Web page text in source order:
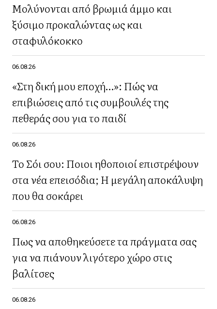
Μολύνονται από βρωμιά άμμο και
ξύσιμο προκαλώντας ως και
σταφυλόκοκκο
06.08.26
«Στη δική μου εποχή…»: Πώς να
επιβιώσεις από τις συμβουλές της
πεθεράς σου για το παιδί
06.08.26
Το Σόι σου: Ποιοι ηθοποιοί επιστρέψουν
στα νέα επεισόδια; Η μεγάλη αποκάλυψη
που θα σοκάρει
06.08.26
Πως να αποθηκεύσετε τα πράγματα σας
για να πιάνουν λιγότερο χώρο στις
βαλίτσες
06.08.26